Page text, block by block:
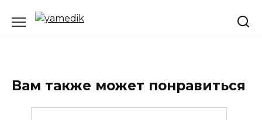
Вам также может понравиться